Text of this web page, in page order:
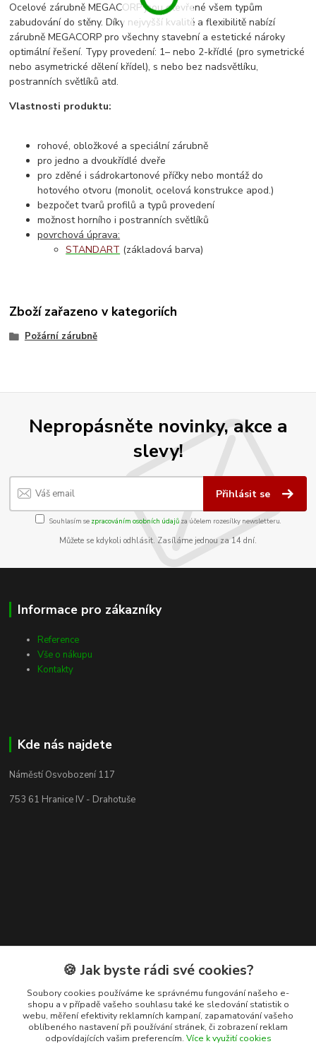
Ocelové zárubně MEGACORP jsou otevřené všem typům
zabudování do stěny. Díky nejvyšší kvalitě a flexibilitě nabízí
zárubně MEGACORP pro všechny stavební a estetické nároky
optimální řešení. Typy provedení: 1– nebo 2-křídlé (pro symetrické
nebo asymetrické dělení křídel), s nebo bez nadsvětlíku,
postranních světlíků atd.
Vlastnosti produktu:
rohové, obložkové a speciální zárubně
pro jedno a dvoukřídlé dveře
pro zděné i sádrokartonové příčky nebo montáž do
hotového otvoru (monolit, ocelová konstrukce apod.)
bezpočet tvarů profilů a typů provedení
možnost horního i postranních světlíků
povrchová úprava:
STANDART (základová barva)
Zboží zařazeno v kategoriích
Požární zárubně
Nepropásněte novinky, akce a
slevy!
Přihlásit se
Souhlasím se zpracováním osobních údajůza účelem rozesílky newsletteru.
Můžete se kdykoli odhlásit. Zasíláme jednou za 14 dní.
Informace pro zákazníky
Reference
Vše o nákupu
Kontakty
Kde nás najdete
Náměstí Osvobození 117
753 61 Hranice IV - Drahotuše
Kontakty
+420 608 400 554
(Po-Pá, 8-15 hod.)
🍪 Jak byste rádi své cookies?
Soubory cookies používáme ke správnému fungování našeho e-
shopu a v případě vašeho souhlasu také ke sledování statistik o
webu, měření efektivity reklamních kampaní, zapamatování vašeho
oblíbeného nastavení při používání stránek, či zobrazení reklam
odpovídajících vašim preferencím. Více k využití cookies